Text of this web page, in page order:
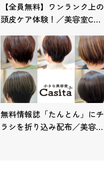
【全員無料】ワンランク上の
頭皮ケア体験！／美容室C…
無料情報誌「たんとん」にチ
ラシを折り込み配布／美容…